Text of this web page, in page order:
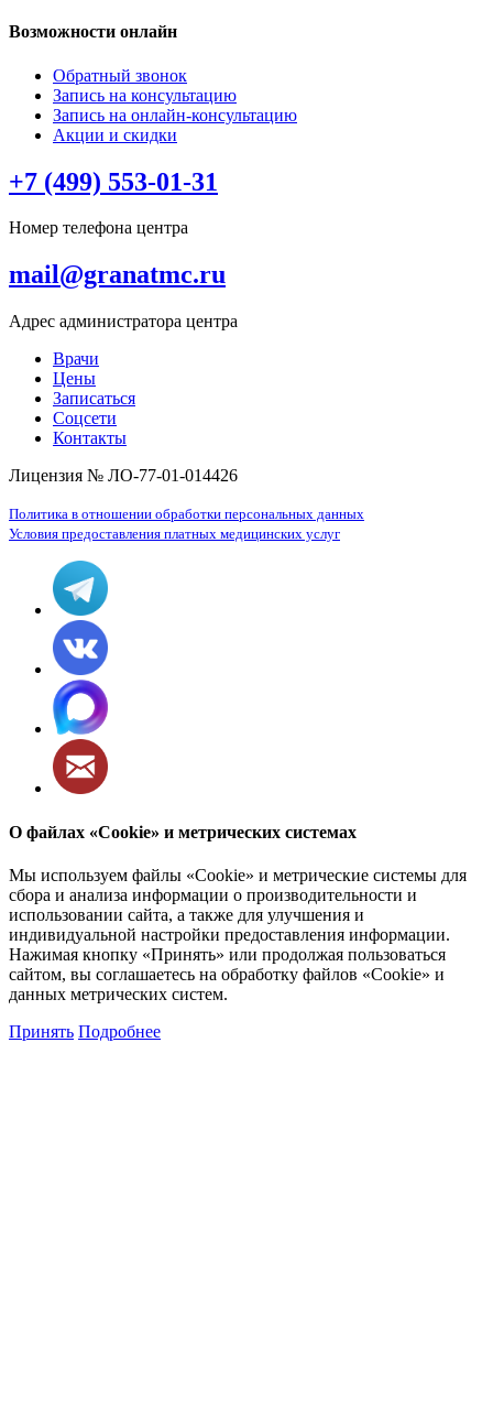
Возможности онлайн
Обратный звонок
Запись на консультацию
Запись на онлайн-консультацию
Акции и скидки
+7 (499) 553-01-31
Номер телефона центра
mail@granatmc.ru
Адрес администратора центра
Врачи
Цены
Записаться
Соцсети
Контакты
Лицензия № ЛО-77-01-014426
Политика в отношении обработки персональных данных
Условия предоставления платных медицинских услуг
О файлах «Cookie» и метрических системах
Мы используем файлы «Cookie» и метрические системы для
сбора и анализа информации о производительности и
использовании сайта, а также для улучшения и
индивидуальной настройки предоставления информации.
Нажимая кнопку «Принять» или продолжая пользоваться
сайтом, вы соглашаетесь на обработку файлов «Cookie» и
данных метрических систем.
Принять Подробнее